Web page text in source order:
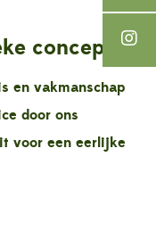
concept !
en vakmanschap
door ons
voor een eerlijke